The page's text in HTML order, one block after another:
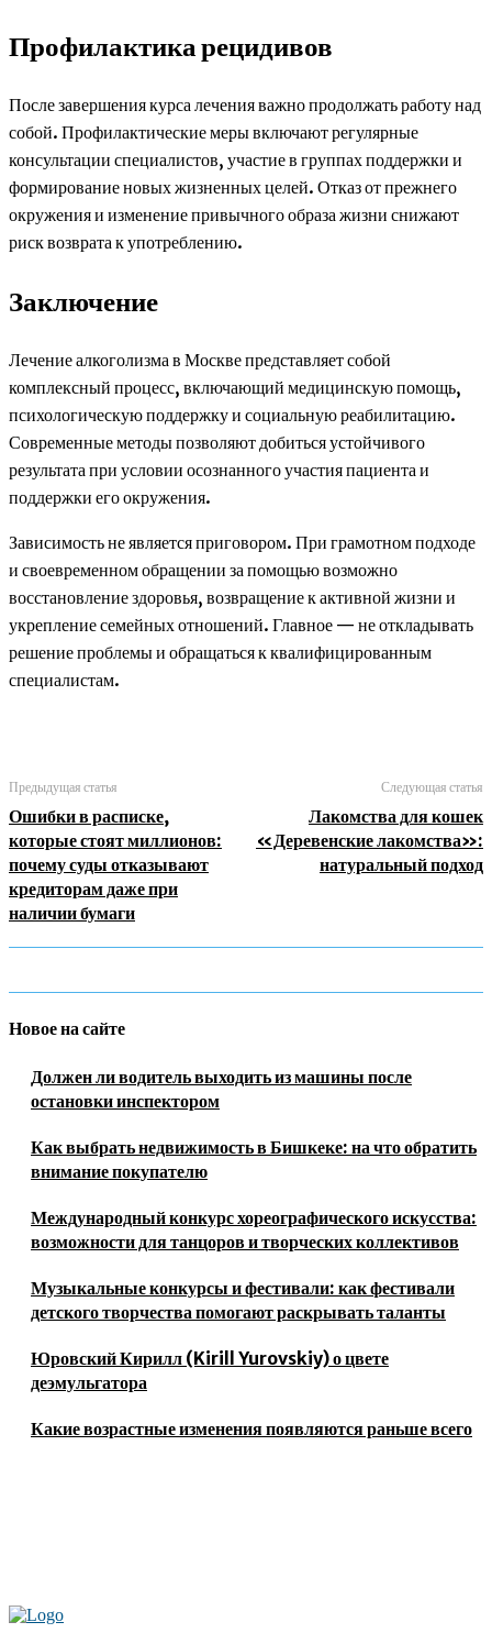
Профилактика рецидивов
После завершения курса лечения важно продолжать работу над
собой. Профилактические меры включают регулярные
консультации специалистов, участие в группах поддержки и
формирование новых жизненных целей. Отказ от прежнего
окружения и изменение привычного образа жизни снижают
риск возврата к употреблению.
Заключение
Лечение алкоголизма в Москве представляет собой
комплексный процесс, включающий медицинскую помощь,
психологическую поддержку и социальную реабилитацию.
Современные методы позволяют добиться устойчивого
результата при условии осознанного участия пациента и
поддержки его окружения.
Зависимость не является приговором. При грамотном подходе
и своевременном обращении за помощью возможно
восстановление здоровья, возвращение к активной жизни и
укрепление семейных отношений. Главное — не откладывать
решение проблемы и обращаться к квалифицированным
специалистам.
Предыдущая статья
Ошибки в расписке,
которые стоят миллионов:
почему суды отказывают
кредиторам даже при
наличии бумаги
Следующая статья
Лакомства для кошек
«Деревенские лакомства»:
натуральный подход
Новое на сайте
Должен ли водитель выходить из машины после
остановки инспектором
Как выбрать недвижимость в Бишкеке: на что обратить
внимание покупателю
Международный конкурс хореографического искусства:
возможности для танцоров и творческих коллективов
Музыкальные конкурсы и фестивали: как фестивали
детского творчества помогают раскрывать таланты
Юровский Кирилл (Kirill Yurovskiy) о цвете
деэмульгатора
Какие возрастные изменения появляются раньше всего